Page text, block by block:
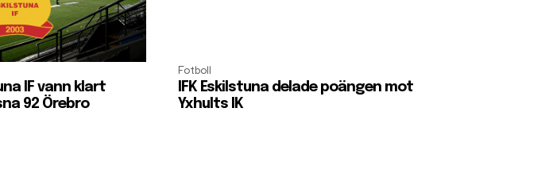
IF vann klart
92 Örebro
Fotboll
IFK Eskilstuna delade poängen mot
Yxhults IK